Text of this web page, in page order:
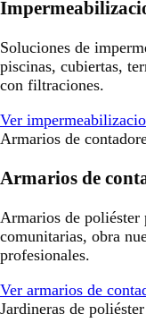
Soluciones de
piscinas, cubiertas,
con filtraciones.
Ver
Armarios de
Armarios de
Armarios de poliéster
comunitarias, obra
profesionales.
Ver armarios de
Jardineras de